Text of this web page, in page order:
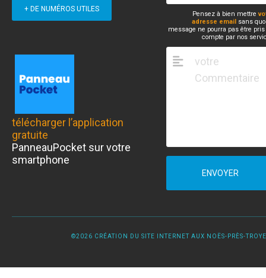
+ DE NUMÉROS UTILES
télécharger l’application
gratuite
PanneauPocket sur votre
smartphone
Pensez à bien mettre
adresse email sans
message ne pourra pas être
compte par nos
ENVOYER
©2026 CRÉATION DU SITE INTERNET AUX NOËS-PRÈS-